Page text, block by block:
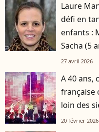
Laure
défi en
enfants :
Sacha (5
27 avril 2026
A 40 ans,
française
loin des
20 février 2026